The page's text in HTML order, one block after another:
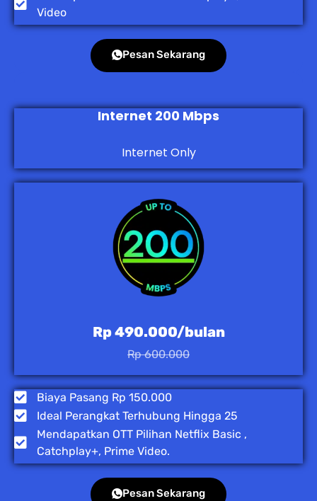
Video
Pesan Sekarang
Internet 200 Mbps
Internet Only
Rp 490.000/bulan
Rp 600.000
Biaya Pasang Rp 150.000
Ideal Perangkat Terhubung Hingga 25
Mendapatkan OTT Pilihan Netflix Basic ,
Catchplay+, Prime Video.
Pesan Sekarang